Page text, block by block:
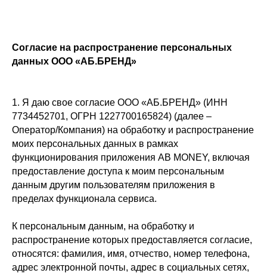
Согласие на распространение персональных
данных ООО «АБ.БРЕНД»
1. Я даю свое согласие ООО «АБ.БРЕНД» (ИНН
7734452701, ОГРН 1227700165824) (далее –
Оператор/Компания) на обработку и распространение
моих персональных данных в рамках
функционирования приложения AB MONEY, включая
предоставление доступа к моим персональным
данным другим пользователям приложения в
пределах функционала сервиса.
К персональным данным, на обработку и
распространение которых предоставляется согласие,
относятся: фамилия, имя, отчество, номер телефона,
адрес электронной почты, адрес в социальных сетях,